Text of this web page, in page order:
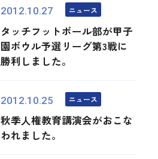
2012.10.27 ニュース
タッチフットボール部が甲子
園ボウル予選リーグ第3戦に
勝利しました。
2012.10.25 ニュース
秋季人権教育講演会がおこな
われました。